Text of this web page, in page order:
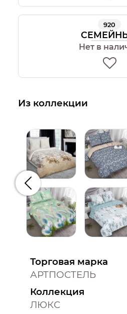
920
Нет в
Из коллекции
Предыдущий
Торговая марка
АРТПОСТЕЛЬ
Коллекция
ЛЮКС